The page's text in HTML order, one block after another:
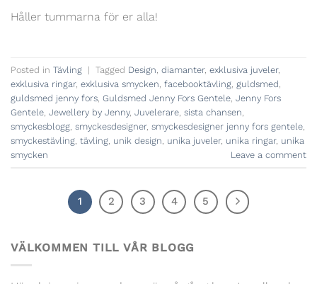
Håller tummarna för er alla!
Posted in Tävling | Tagged Design diamanter, exklusiva juveler,
exklusiva ringar, exklusiva smycken facebooktävling guldsmed
guldsmed jenny fors Guldsmed Jenny Fors Gentele Jenny Fors
Gentele Jewellery by Jenny, Juvelerare sista chansen
smyckesblogg smyckesdesigner, smyckesdesigner jenny fors gentele
smyckestävling tävling unik design unika juveler, unika ringar, unika
smycken
Leave a comment
1 2 3 4 5
VÄLKOMMEN TILL VÅR BLOGG